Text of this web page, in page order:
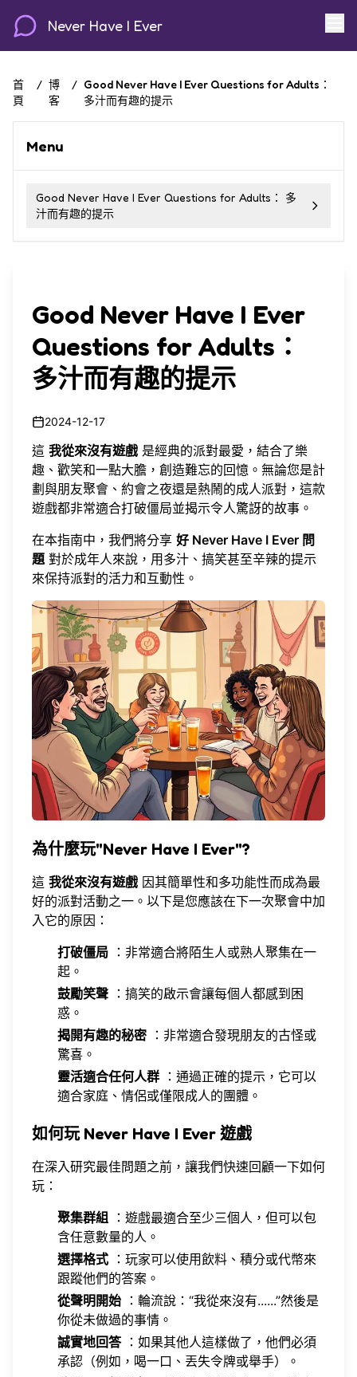
Never Have I Ever
首
頁
/ 博
客
/ Good Never Have I Ever Questions for Adults：
多汁而有趣的提示
Menu
Good Never Have I Ever Questions for Adults： 多
汁而有趣的提示
Good Never Have I Ever
Questions for Adults：
多汁而有趣的提示
2024-12-17
這 我從來沒有遊戲 是經典的派對最愛，結合了樂
趣、歡笑和一點大膽，創造難忘的回憶。無論您是計
劃與朋友聚會、約會之夜還是熱鬧的成人派對，這款
遊戲都非常適合打破僵局並揭示令人驚訝的故事。
在本指南中，我們將分享 好 Never Have I Ever 問
題 對於成年人來說，用多汁、搞笑甚至辛辣的提示
來保持派對的活力和互動性。
為什麼玩"Never Have I Ever"?
這 我從來沒有遊戲 因其簡單性和多功能性而成為最
好的派對活動之一。以下是您應該在下一次聚會中加
入它的原因：
打破僵局 ：非常適合將陌生人或熟人聚集在一
起。
鼓勵笑聲 ：搞笑的啟示會讓每個人都感到困
惑。
揭開有趣的秘密 ：非常適合發現朋友的古怪或
驚喜。
靈活適合任何人群 ：通過正確的提示，它可以
適合家庭、情侶或僅限成人的團體。
如何玩 Never Have I Ever 遊戲
在深入研究最佳問題之前，讓我們快速回顧一下如何
玩：
聚集群組 ：遊戲最適合至少三個人，但可以包
含任意數量的人。
選擇格式 ：玩家可以使用飲料、積分或代幣來
跟蹤他們的答案。
從聲明開始 ：輪流說：“我從來沒有......”然後是
你從未做過的事情。
誠實地回答：如果其他人這樣做了，他們必須
承認（例如，喝一口、丟失令牌或舉手）。